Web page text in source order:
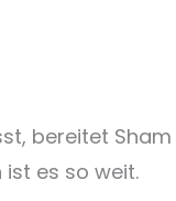
bereitet Sham
ist es so weit.